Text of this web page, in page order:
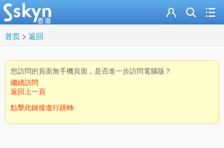
首页 > 返回
您訪問的頁面無手機頁面，是否進一步訪問電腦版？
繼續訪問
返回上一頁
點擊此鏈接進行跳轉